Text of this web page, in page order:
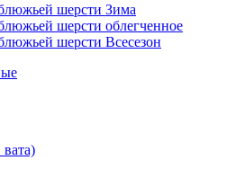
шерсти Зима
шерсти облегченное
шерсти Всесезон